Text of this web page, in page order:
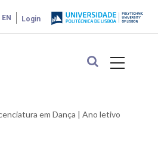
Login
EN
em Dança | Ano letivo